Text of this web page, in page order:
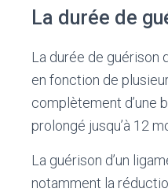
La durée de
La durée de guérison
en fonction de
complètement d’une
prolongé jusqu’à 12
La guérison d’un
notamment la